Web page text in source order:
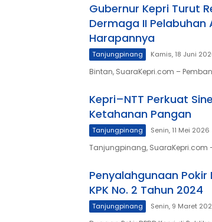
Gubernur Kepri Turut
Dermaga II Pelabuhan
Harapannya
Tanjungpinang Kamis, 18 Juni
Bintan, SuaraKepri.com –
Kepri–NTT Perkuat
Ketahanan Pangan
Tanjungpinang Senin, 11 Mei 2026
Tanjungpinang, SuaraKepri.com
Penyalahgunaan Pokir
KPK No. 2 Tahun 2024
Tanjungpinang Senin, 9 Maret